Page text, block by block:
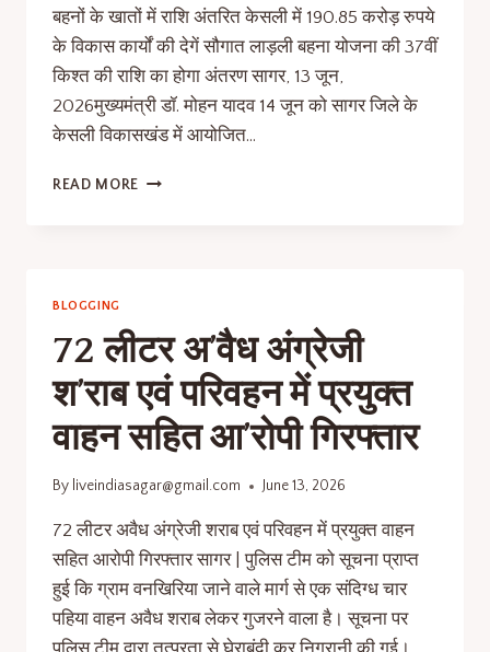
बहनों के खातों में राशि अंतरित केसली में 190.85 करोड़ रुपये
के विकास कार्यों की देगें सौगात लाड़ली बहना योजना की 37वीं
किश्त की राशि का होगा अंतरण सागर, 13 जून,
2026मुख्यमंत्री डॉ. मोहन यादव 14 जून को सागर जिले के
केसली विकासखंड में आयोजित…
READ MORE
BLOGGING
72 लीटर अ’वैध अंग्रेजी
श’राब एवं परिवहन में प्रयुक्त
वाहन सहित आ’रोपी गिरफ्तार
By liveindiasagar@gmail.com June 13, 2026
72 लीटर अवैध अंग्रेजी शराब एवं परिवहन में प्रयुक्त वाहन
सहित आरोपी गिरफ्तार सागर | पुलिस टीम को सूचना प्राप्त
हुई कि ग्राम वनखिरिया जाने वाले मार्ग से एक संदिग्ध चार
पहिया वाहन अवैध शराब लेकर गुजरने वाला है। सूचना पर